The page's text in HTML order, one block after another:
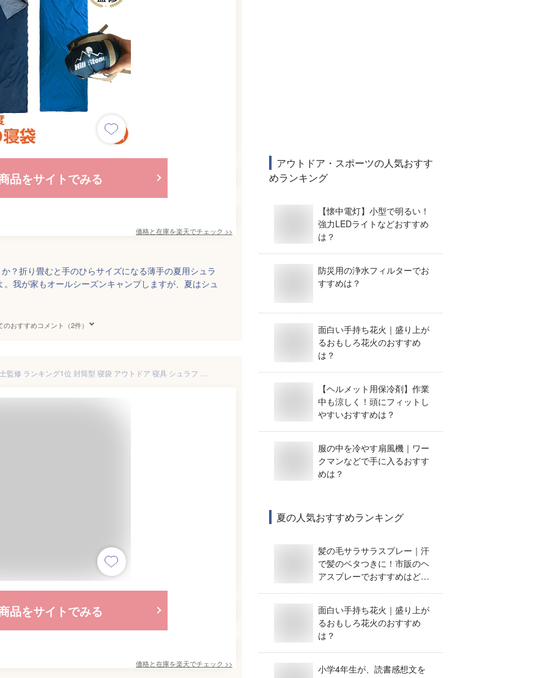
品をサイトでみる
価格と在庫を楽天でチェック >>
？折り畳むと手のひらサイズになる薄手の夏用シュラ
我が家もオールシーズンキャンプしますが、夏はシュ
のおすすめコメント（2件）
品をサイトでみる
価格と在庫を楽天でチェック >>
アウトドア・スポーツの人気おすす
めランキング
【懐中電灯】小型で明るい！
強力LEDライトなどおすすめ
は？
防災用の浄水フィルターでお
すすめは？
面白い手持ち花火｜盛り上が
るおもしろ花火のおすすめ
は？
【ヘルメット用保冷剤】作業
中も涼しく！頭にフィットし
やすいおすすめは？
服の中を冷やす扇風機｜ワー
クマンなどで手に入るおすす
めは？
夏の人気おすすめランキング
髪の毛サラサラスプレー｜汗
で髪のベタつきに！市販のヘ
アスプレーでおすすめはど
面白い手持ち花火｜盛り上が
るおもしろ花火のおすすめ
は？
小学4年生が、読書感想文を